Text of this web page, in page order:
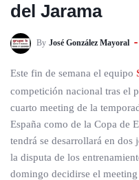
del Jarama
By José González Mayoral
Este fin de semana el equipo
competición nacional tras el
cuarto meeting de la
España como de la Copa de
tendrá se desarrollará en dos
la disputa de los
domingo decidirse el